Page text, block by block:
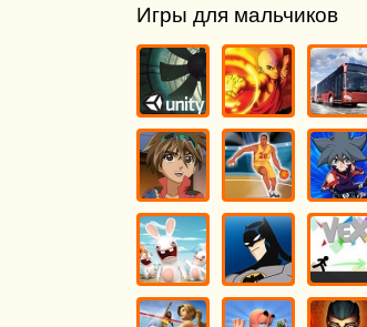
Игры для мальчиков